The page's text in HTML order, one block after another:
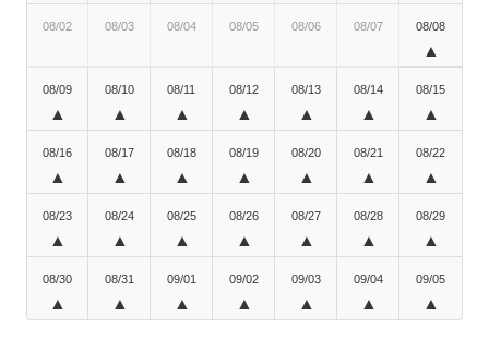
08/02 08/03 08/04 08/05 08/06 08/07 08/08
▲
08/09
▲
08/10
▲
08/11
▲
08/12
▲
08/13
▲
08/14
▲
08/15
▲
08/16
▲
08/17
▲
08/18
▲
08/19
▲
08/20
▲
08/21
▲
08/22
▲
08/23
▲
08/24
▲
08/25
▲
08/26
▲
08/27
▲
08/28
▲
08/29
▲
08/30
▲
08/31
▲
09/01
▲
09/02
▲
09/03
▲
09/04
▲
09/05
▲